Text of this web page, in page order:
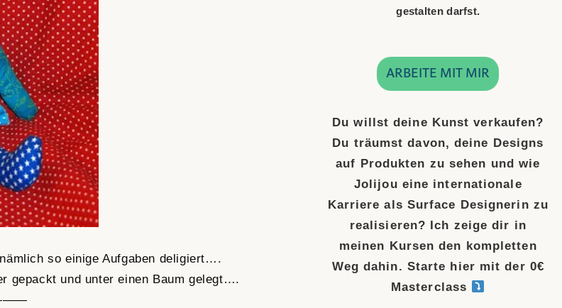
so einige Aufgaben deligiert….
gepackt und unter einen Baum gelegt….
gestalten darfst.
ARBEITE MIT MIR
Du willst deine Kunst verkaufen?
Du träumst davon, deine Designs
auf Produkten zu sehen und wie
Jolijou eine internationale
Karriere als Surface Designerin zu
realisieren? Ich zeige dir in
meinen Kursen den kompletten
Weg dahin. Starte hier mit der 0€
Masterclass